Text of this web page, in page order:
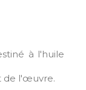
à l'huile
de l'œuvre.